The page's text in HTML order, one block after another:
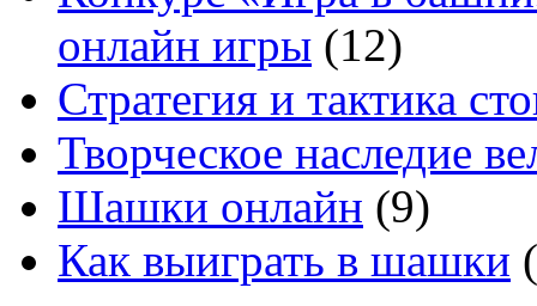
онлайн игры (12)
Стратегия и тактика
Творческое наследие
Шашки онлайн (9)
Как выиграть в шашки